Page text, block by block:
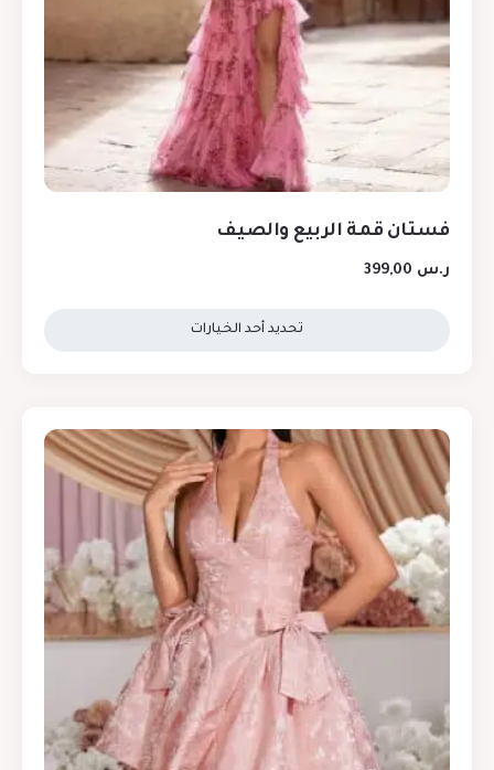
فستان قمة الربيع والصيف
ر.س
تحديد أحد الخيارات